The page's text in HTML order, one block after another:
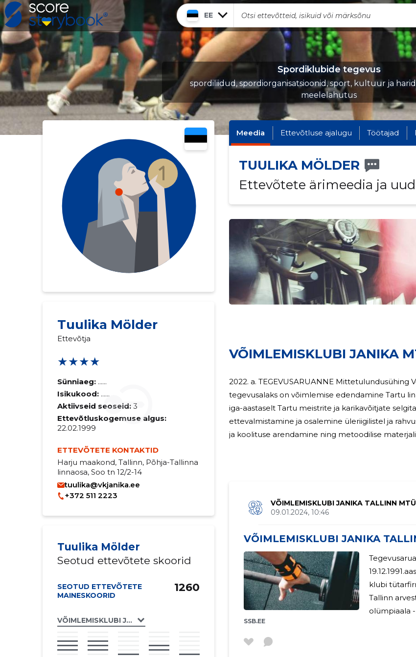
EE
Spordiklubide tegevus
spordiliidud, spordiorganisatsioonid, sport, kultuur ja
meelelahutus
Tuulika Mölder
Ettevõtja
★★★★
Sünniaeg: ......
Isikukood: ......
Aktiivseid seoseid: 3
Ettevõtluskogemuse algus:
22.02.1999
ETTEVÕTETE KONTAKTID
Harju maakond, Tallinn, Põhja-Tallinna
linnaosa, Soo tn 12/2-14
tuulika@vkjanika.ee
+372 511 2223
Tuulika Mölder
Seotud ettevõtete skoorid
SEOTUD ETTEVÕTETE
MAINESKOORID
VÕIMLEMISKLUBI JANIKA TALLINN MTÜ
1260
Meedia Ettevõtluse ajalugu Töötajad
TUULIKA MÖLDER
Ettevõtete ärimeedia ja
VÕIMLEMISKLUBI JANIKA
2022. a. TEGEVUSARUANNE Mittetulundusühing Võimlemisklubi Janika (VK Janika) peamiseks
tegevusalaks on võimlemise edendamine Tartu
iga-aastaselt Tartu meistrite ja karikavõitjate
ettevalmistamine ja osalemine üleriigilistel ja
ja koolituse arendamine ning metoodilise
VÕIMLEMISKLUBI JANIKA TALLINN MTÜ
09.01.2024, 10:46
VÕIMLEMISKLUBI JANIKA
SSB.EE
Tegevusaruanne 2022 VK
klubi tütarfirma Tallinnas.
Tallinn
olümpiaala
Sinu nimi
Sinu kommentaar